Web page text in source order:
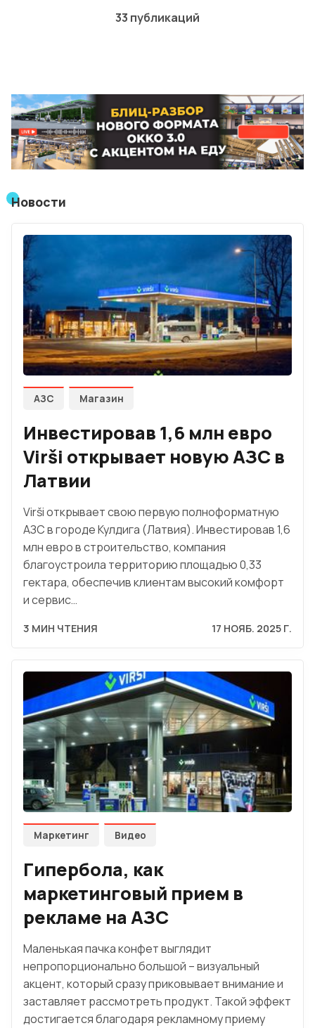
Лучшие АЗС мира
Подписка
Условия использования материалов
33 публикаций
Новости
АЗС Магазин
Инвестировав 1,6 млн евро
Virši открывает новую АЗС в
Латвии
Virši открывает свою первую полноформатную
АЗС в городе Кулдига (Латвия). Инвестировав 1,6
млн евро в строительство, компания
благоустроила территорию площадью 0,33
гектара, обеспечив клиентам высокий комфорт
и сервис…
3 МИН ЧТЕНИЯ 17 НОЯБ. 2025 Г.
Маркетинг Видео
Гипербола, как
маркетинговый прием в
рекламе на АЗС
Маленькая пачка конфет выглядит
непропорционально большой – визуальный
акцент, который сразу приковывает внимание и
заставляет рассмотреть продукт. Такой эффект
достигается благодаря рекламному приему